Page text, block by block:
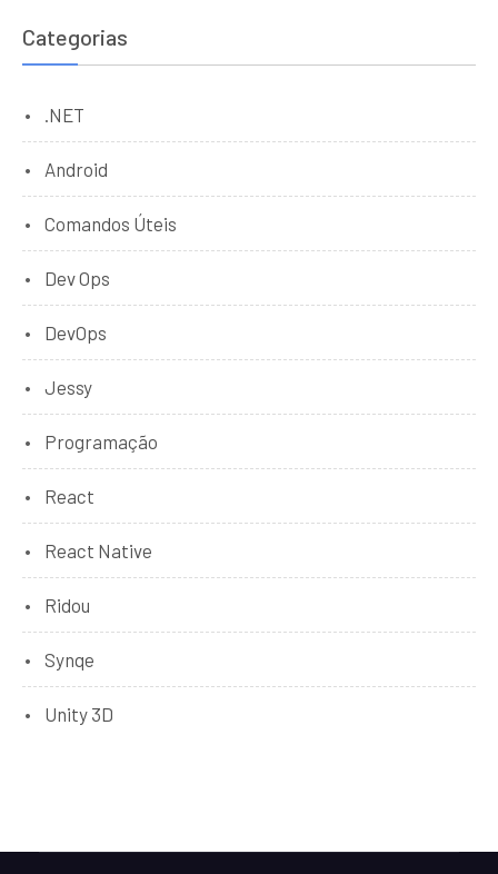
Categorias
.NET
Android
Comandos Úteis
Dev Ops
DevOps
Jessy
Programação
React
React Native
Ridou
Synqe
Unity 3D